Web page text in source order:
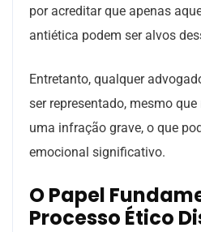
por acreditar que apenas
antiética podem ser alvos
Entretanto, qualquer
ser representado, mesmo
uma infração grave, o que
emocional significativo.
O Papel
Processo Ético